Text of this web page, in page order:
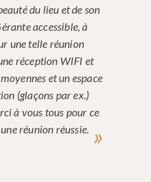
du lieu et de son
accessible, à
une telle réunion
réception WIFI et
et un espace
(glaçons par ex.)
à vous tous pour ce
réunion réussie.